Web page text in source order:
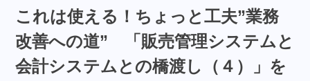
これは使える！ちょっと工夫”業務
改善への道” 「販売管理システムと
会計システムとの橋渡し（４）」を